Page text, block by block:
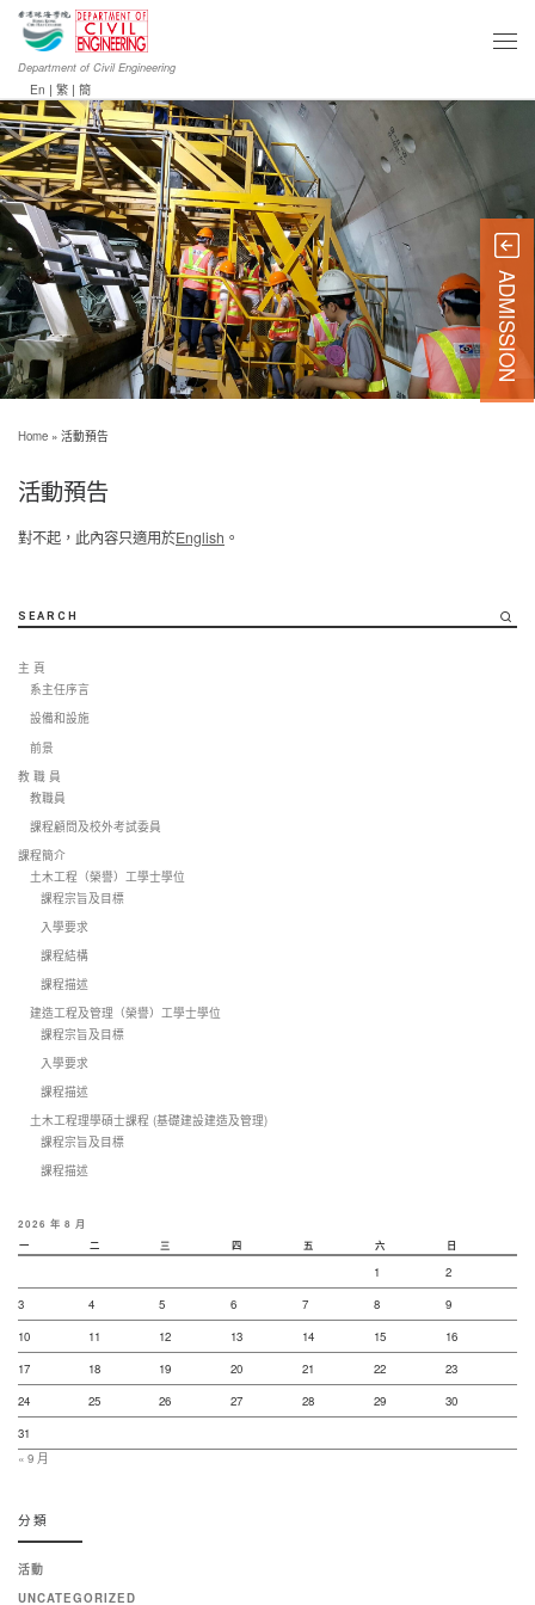
Department of Civil Engineering
En | 繁 | 簡
Home » 活動預告
活動預告
對不起，此內容只適用於English 。
SEARCH
主 頁
系主任序言
設備和設施
前景
教 職 員
教職員
課程顧問及校外考試委員
課程簡介
土木工程（榮譽）工學士學位
課程宗旨及目標
入學要求
課程結構
課程描述
建造工程及管理（榮譽）工學士學位
課程宗旨及目標
入學要求
課程描述
土木工程理學碩士課程 (基礎建設建造及管理)
課程宗旨及目標
課程描述
2026 年 8 月
一 二 三 四 五 六 日
1
2
3
4 5 6 7 8
9
10
11 12 13 14 15
16
17
18 19 20 21 22
23
24
25 26 27 28 29
30
31
« 9 月
分類
活動
UNCATEGORIZED
ADMISSION